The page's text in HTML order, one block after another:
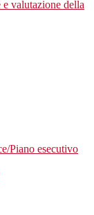
valutazione della
Piano esecutivo